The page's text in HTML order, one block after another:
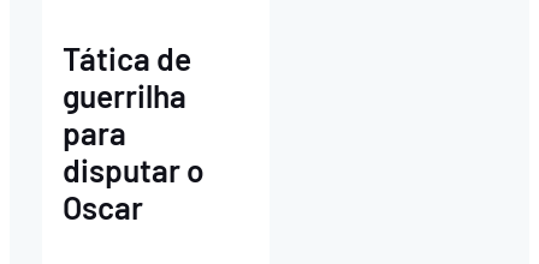
Tática de
guerrilha
para
disputar o
Oscar